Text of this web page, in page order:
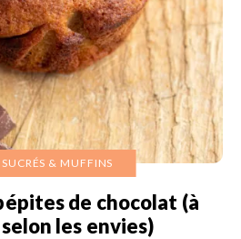
SUCRÉS & MUFFINS
de chocolat (à
les envies)